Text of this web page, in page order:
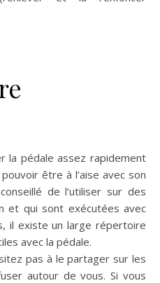
la pédale assez rapidement
être à l’aise avec son
de l’utiliser sur des
et qui sont exécutées avec
il existe un large répertoire
avec la pédale.
pas à le partager sur les
autour de vous. Si vous